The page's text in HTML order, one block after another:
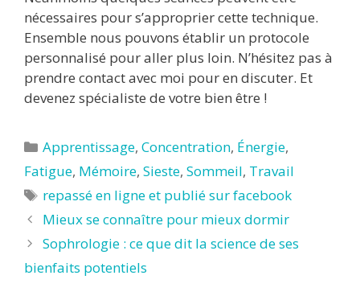
nécessaires pour s’approprier cette technique.
Ensemble nous pouvons établir un protocole
personnalisé pour aller plus loin. N’hésitez pas à
prendre contact avec moi pour en discuter. Et
devenez spécialiste de votre bien être !
Catégories
Apprentissage,Concentration, Énergie,
Fatigue, Mémoire, Sieste, Sommeil, Travail
Étiquettes
repassé en ligne et publié sur facebook
Mieux se connaître pour mieux dormir
Sophrologie : ce que dit la science de ses
bienfaits potentiels